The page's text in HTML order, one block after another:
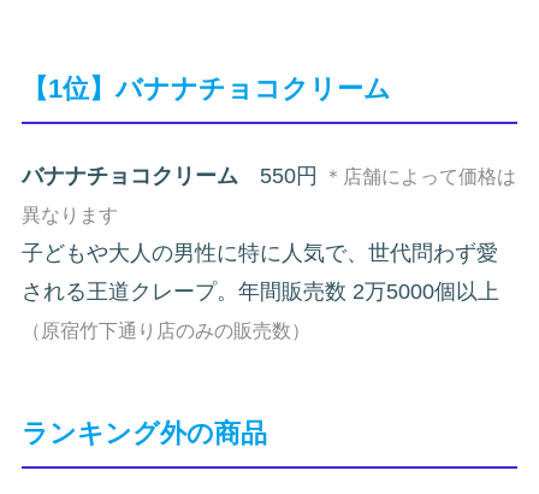
【1位】バナナチョコクリーム
バナナチョコクリーム 550円
＊店舗によって価格は
異なります
子どもや大人の男性に特に人気で、世代問わず愛
される王道クレープ。年間販売数 2万5000個以上
（原宿竹下通り店のみの販売数）
ランキング外の商品